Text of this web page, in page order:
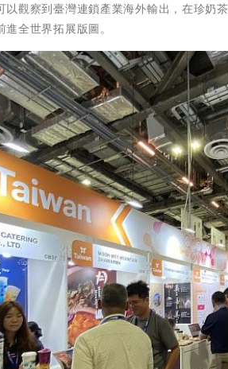
觀察到臺灣連鎖產業海外輸出，在珍奶
全世界拓展版圖。